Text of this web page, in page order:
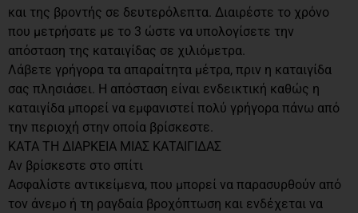
και της βροντής σε δευτερόλεπτα. Διαιρέστε το χρόνο
που μετρήσατε με το 3 ώστε να υπολογίσετε την
απόσταση της καταιγίδας σε χιλιόμετρα.
Λάβετε γρήγορα τα απαραίτητα μέτρα, πριν η καταιγίδα
σας πλησιάσει. Η απόσταση είναι ενδεικτική καθώς η
καταιγίδα μπορεί να εμφανιστεί πολύ γρήγορα πάνω από
την περιοχή στην οποία βρίσκεστε.
ΚΑΤΑ ΤΗ ΔΙΑΡΚΕΙΑ ΜΙΑΣ ΚΑΤΑΙΓΙΔΑΣ
Αν βρίσκεστε στο σπίτι
Ασφαλίστε αντικείμενα, που μπορεί να παρασυρθούν από
τον άνεμο ή τη ραγδαία βροχόπτωση και ενδέχεται να